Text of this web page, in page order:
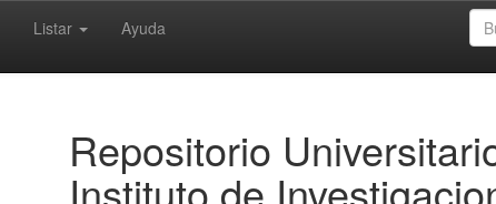
Listar Ayuda
Repositorio
Instituto de